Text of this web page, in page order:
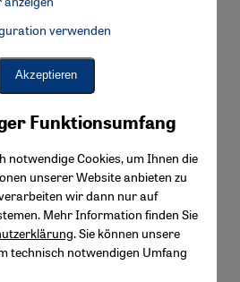
Verse"
Übersetzung
Rushdie liest die weltweite
aus seinem umstrittenen
deutschen Ausgabe ist
Landberg
Funktionsumfang
notwendige Cookies, um Ihnen die
unserer Website anbieten zu
wir dann nur auf
Mehr Information finden Sie
. Sie können unsere
technisch notwendigen Umfang
Connect, Google Maps Embed,
Facebook Connect
verwenden
Akzeptieren